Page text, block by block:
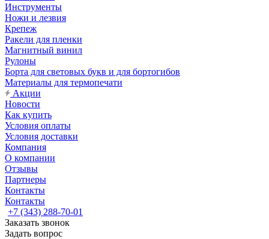
Инструменты
Ножи и лезвия
Крепеж
Ракели для пленки
Магнитный винил
Рулоны
Борта для световых букв и для бортогибов
Материалы для термопечати
Акции
Новости
Как купить
Условия оплаты
Условия доставки
Компания
О компании
Отзывы
Партнеры
Контакты
Контакты
+7 (343) 288-70-01
Заказать звонок
Задать вопрос